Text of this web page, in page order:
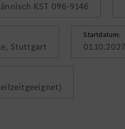
KST 096-9146
Stuttgart
Startdatum:
01.10.2027